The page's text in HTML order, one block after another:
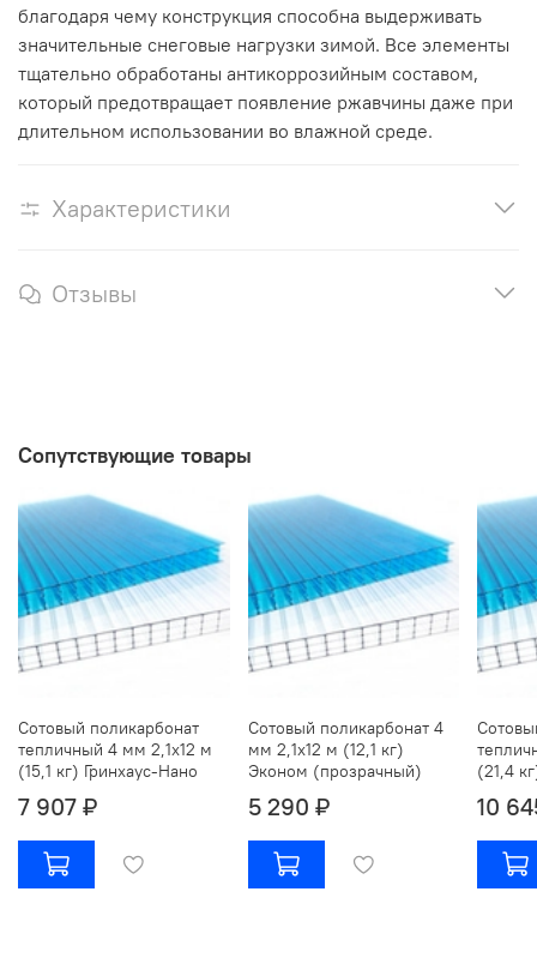
благодаря чему конструкция способна выдерживать
значительные снеговые нагрузки зимой. Все элементы
тщательно обработаны антикоррозийным составом,
который предотвращает появление ржавчины даже при
длительном использовании во влажной среде.
Характеристики
Отзывы
Сопутствующие товары
Сотовый поликарбонат
тепличный 4 мм 2,1х12 м
(15,1 кг) Гринхаус-Нано
7 907 ₽
Сотовый поликарбонат 4
мм 2,1х12 м (12,1 кг)
Эконом (прозрачный)
5 290 ₽
(21,4
10